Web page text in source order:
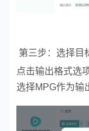
第三步：选择目
点击输出格式选
选择MPG作为输